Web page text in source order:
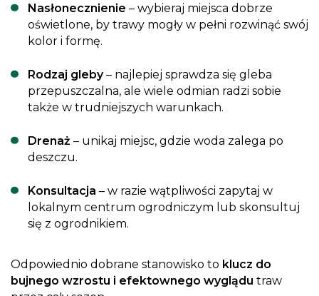
Nasłonecznienie – wybieraj miejsca dobrze
oświetlone, by trawy mogły w pełni rozwinąć swój
kolor i formę.
Rodzaj gleby– najlepiej sprawdza się gleba
przepuszczalna, ale wiele odmian radzi sobie
także w trudniejszych warunkach.
Drenaż – unikaj miejsc, gdzie woda zalega po
deszczu.
Konsultacja – w razie wątpliwości zapytaj w
lokalnym centrum ogrodniczym lub skonsultuj
się z ogrodnikiem.
Odpowiednio dobrane stanowisko to klucz do
bujnego wzrostu i efektownego wyglądu traw